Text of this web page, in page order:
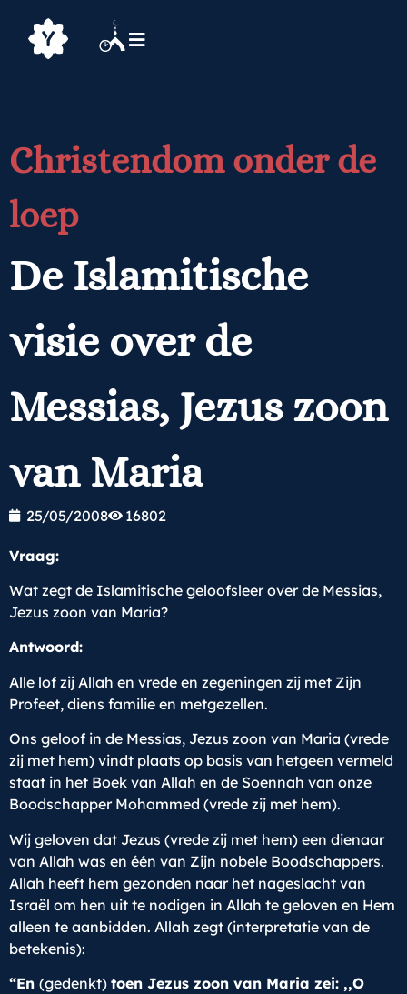
Christendom onder de
loep
De Islamitische
visie over de
Messias, Jezus zoon
van Maria
25/05/2008 16802
Vraag:
Wat zegt de Islamitische geloofsleer over de Messias,
Jezus zoon van Maria?
Antwoord:
Alle lof zij Allah en vrede en zegeningen zij met Zijn
Profeet, diens familie en metgezellen.
Ons geloof in de Messias, Jezus zoon van Maria (vrede
zij met hem) vindt plaats op basis van hetgeen vermeld
staat in het Boek van Allah en de Soennah van onze
Boodschapper Mohammed (vrede zij met hem).
Wij geloven dat Jezus (vrede zij met hem) een dienaar
van Allah was en één van Zijn nobele Boodschappers.
Allah heeft hem gezonden naar het nageslacht van
Israël om hen uit te nodigen in Allah te geloven en Hem
alleen te aanbidden. Allah zegt (interpretatie van de
betekenis):
“En (gedenkt) toen Jezus zoon van Maria zei: ,,O